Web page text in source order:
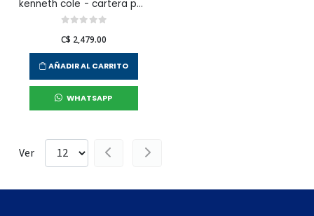
kenneth cole - cartera para mujer
C$ 2,479.00
AÑADIR AL CARRITO
WHATSAPP
Ver